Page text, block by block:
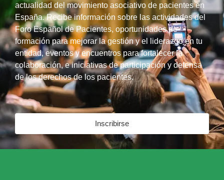
actualidad del movimiento asociativo de pacientes en
España. Recibe información sobre las actividades del
Foro Español de Pacientes, oportunidades de
formación para mejorar la gestión y el liderazgo en tu
entidad, eventos y encuentros para fortalecer la
colaboración, e iniciativas de participación y defensa
de los derechos de los pacientes.
Inscribirse